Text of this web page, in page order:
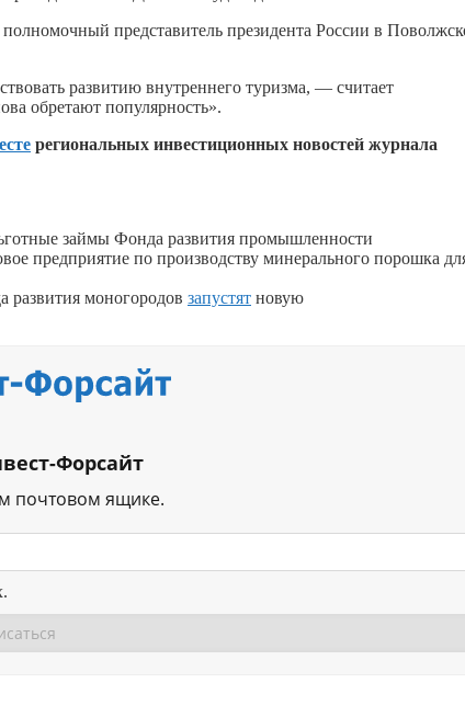
представитель президента России в
развитию внутреннего туризма, — считает
обретают популярность».
региональных инвестиционных новостей журнала
займы Фонда развития промышленности
предприятие по производству минерального порошка
моногородов запустят новую
Форсайт
почтовом ящике.